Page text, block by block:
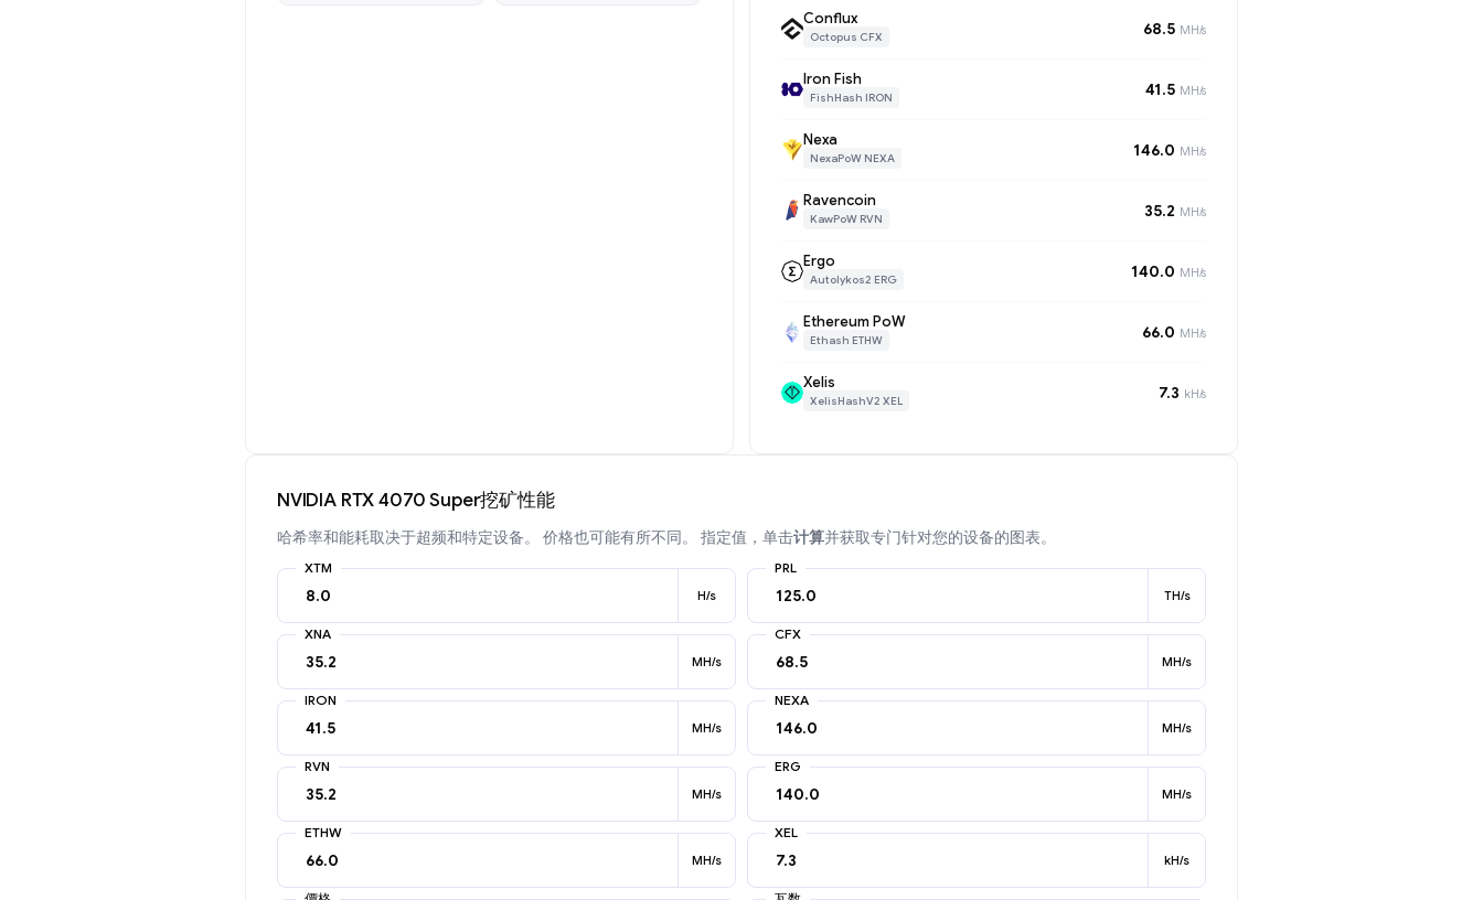
Conflux
Octopus CFX 68.5 MH/s
Iron Fish
FishHash IRON 41.5 MH/s
Nexa
NexaPoW NEXA 146.0 MH/s
Ravencoin
KawPoW RVN 35.2 MH/s
Ergo
Autolykos2 ERG 140.0 MH/s
Ethereum PoW
Ethash ETHW 66.0 MH/s
Xelis
XelisHashV2 XEL 7.3 kH/s
NVIDIA RTX 4070 Super挖矿性能
哈希率和能耗取决于超频和特定设备。 价格也可能有所不同。 指定值，单击计算并获取专门针对您的设备的图表。
XTM
H/s
PRL
TH/s
XNA
MH/s
CFX
MH/s
IRON
MH/s
NEXA
MH/s
RVN
MH/s
ERG
MH/s
ETHW
MH/s
XEL
kH/s